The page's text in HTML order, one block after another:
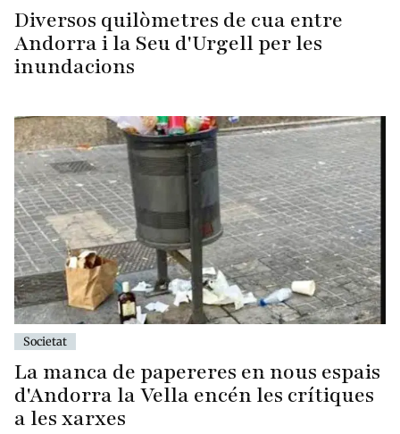
Diversos quilòmetres de cua entre
Andorra i la Seu d'Urgell per les
inundacions
Societat
La manca de papereres en nous espais
d'Andorra la Vella encén les crítiques
a les xarxes